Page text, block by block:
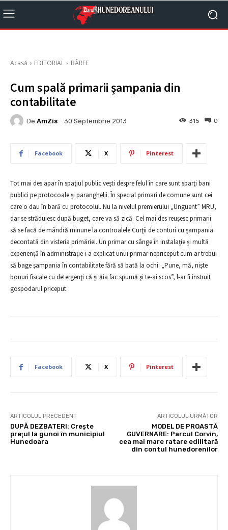
Acasă EDITORIAL BÂRFE
Cum spală primarii şampania din
contabilitate
De AmZis 30 Septembrie 2013 0
315
Facebook X Pinterest
Tot mai des apar în spaţiul public veşti despre felul în care sunt sparţi bani
publici pe protocoale şi paranghelii. În special primari de comune sunt cei
care o dau în bară cu protocolul. Nu la nivelul premierului „Unguent” MRU,
dar se străduiesc după buget, care va să zică. Cel mai des reuşesc primarii
să se facă de mândră minune la controalele Curţii de conturi cu şampania
decontată din visteria primăriei. Un primar cu sânge în instalaţie şi multă
experienţă în administraţie i-a explicat unui primar nepriceput cum ar trebui
să bage şampania în contabilitate fără să bată la ochi: „Pune, mă, nişte
bonuri fiscale cu detergenţi că şi ăia fac spumă şi te-ai scos”, l-ar fi instruit
gospodarul priceput.
Facebook X Pinterest
ARTICOLUL PRECEDENT
DUPĂ DEZBATERI: Creşte
preţul la gunoi în municipiul
Hunedoara
ARTICOLUL URMĂTOR
MODEL DE PROASTĂ
GUVERNARE: Parcul Corvin,
cea mai mare ratare edilitară
din contul hunedorenilor